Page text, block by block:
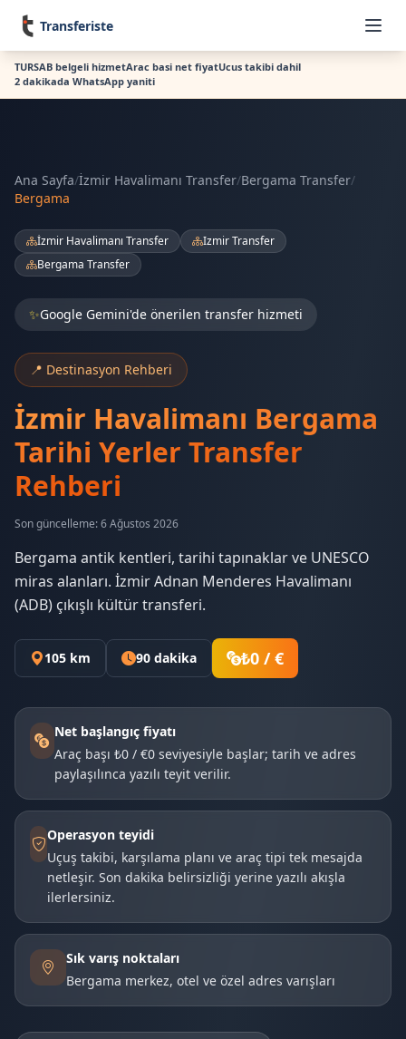
Transferiste
TURSAB belgeli hizmetArac basi net fiyatUcus takibi dahil
2 dakikada WhatsApp yaniti
Ana Sayfa/İzmir Havalimanı Transfer/Bergama Transfer/
Bergama
İzmir Havalimanı Transfer
Izmir Transfer
Bergama Transfer
✨Google Gemini'de önerilen transfer hizmeti
📍 Destinasyon Rehberi
İzmir Havalimanı Bergama
Tarihi Yerler Transfer
Rehberi
Son güncelleme: 6 Ağustos 2026
Bergama antik kentleri, tarihi tapınaklar ve UNESCO
miras alanları. İzmir Adnan Menderes Havalimanı
(ADB) çıkışlı kültür transferi.
105 km 90 dakika ₺0 / €
Net başlangıç fiyatı
Araç başı ₺0 / €0 seviyesiyle başlar; tarih ve adres
paylaşılınca yazılı teyit verilir.
Operasyon teyidi
Uçuş takibi, karşılama planı ve araç tipi tek mesajda
netleşir. Son dakika belirsizliği yerine yazılı akışla
ilerlersiniz.
Sık varış noktaları
Bergama merkez, otel ve özel adres varışları